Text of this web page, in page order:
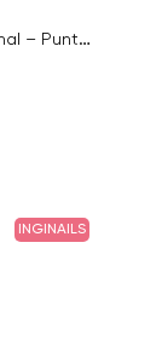
DRY UV COLOR GEL Inginails Professional – Punta Cana 70, 5ml
INGINAILS